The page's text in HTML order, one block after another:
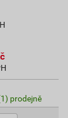
prodejně